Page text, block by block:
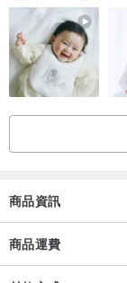
商品資訊
商品運費